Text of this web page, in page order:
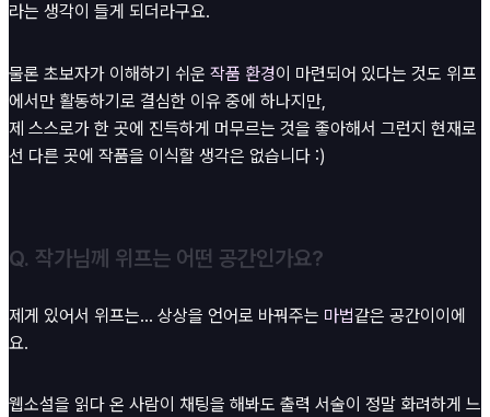
라는 생각이 들게 되더라구요.
물론 초보자가 이해하기 쉬운 작품 환경이 마련되어 있다는 것도 위프
에서만 활동하기로 결심한 이유 중에 하나지만,
제 스스로가 한 곳에 진득하게 머무르는 것을 좋아해서 그런지 현재로
선 다른 곳에 작품을 이식할 생각은 없습니다 :)
Q. 작가님께 위프는 어떤 공간인가요?
제게 있어서 위프는... 상상을 언어로 바꿔주는 마법같은 공간이이에
요.
웹소설을 읽다 온 사람이 채팅을 해봐도 출력 서술이 정말 화려하게 느